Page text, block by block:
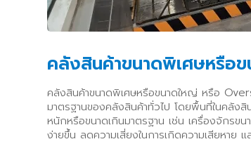
คลังสินค้าขนาดพิเศษหรือ
คลังสินค้าขนาดพิเศษหรือขนาดใหญ่ หรือ
มาตรฐานของคลังสินค้าทั่วไป โดยพื้นที่ในคลัง
หนักหรือขนาดเกินมาตรฐาน เช่น เครื่องจักรข
ง่ายขึ้น ลดความเสี่ยงในการเกิดความเสียหาย